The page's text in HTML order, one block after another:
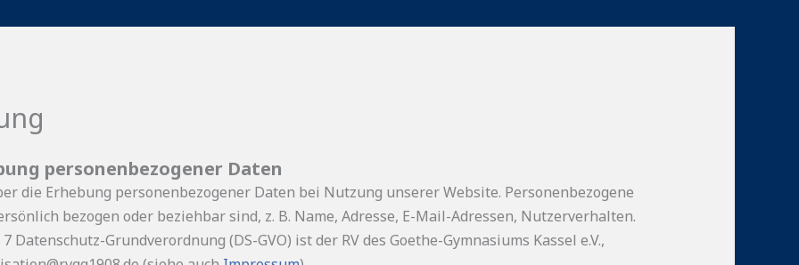
personenbezogener Daten
die Erhebung personenbezogener Daten bei Nutzung unserer Website. Personenbezogene
bezogen oder beziehbar sind, z. B. Name, Adresse, E-Mail-Adressen, Nutzerverhalten.
Datenschutz-Grundverordnung (DS-GVO) ist der RV des Goethe-Gymnasiums Kassel e.V.,